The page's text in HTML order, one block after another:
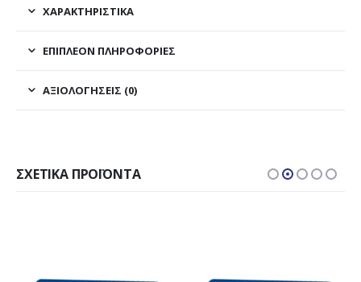
ΧΑΡΑΚΤΗΡΙΣΤΙΚΑ
ΕΠΙΠΛΈΟΝ ΠΛΗΡΟΦΟΡΊΕΣ
ΑΞΙΟΛΟΓΉΣΕΙΣ (0)
ΣΧΕΤΙΚΆ ΠΡΟΪΌΝΤΑ